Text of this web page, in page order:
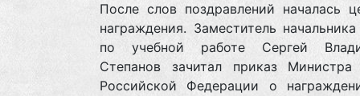
После слов поздравлений началась
награждения. Заместитель
по учебной работе Сергей
Степанов зачитал приказ
Российской Федерации о